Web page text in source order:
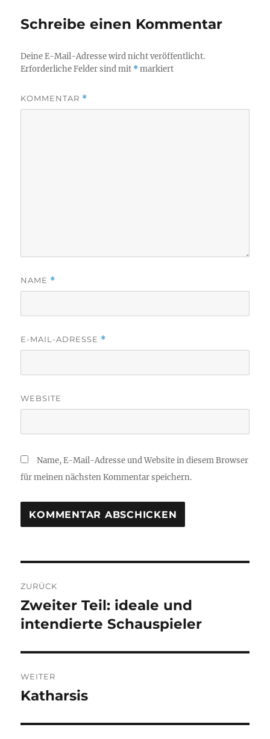
Schreibe einen Kommentar
Deine E-Mail-Adresse wird nicht veröffentlicht.
Erforderliche Felder sind mit *markiert
KOMMENTAR *
NAME *
E-MAIL-ADRESSE *
WEBSITE
Name, E-Mail-Adresse und Website in diesem Browser
für meinen nächsten Kommentar speichern.
ZURÜCK
Vorheriger
Beitrag:
Zweiter Teil: ideale und
intendierte Schauspieler
WEITER
Nächster
Katharsis